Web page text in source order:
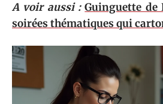
A voir aussi : Guinguette de
soirées thématiques qui